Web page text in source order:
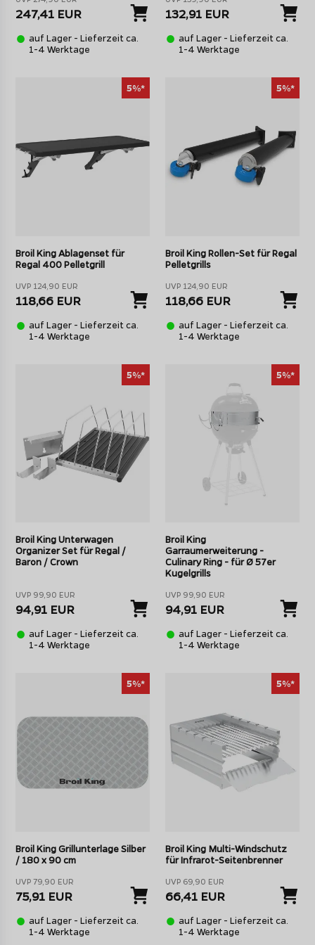
247,41 EUR
auf Lager - Lieferzeit ca.
1-4 Werktage
132,91 EUR
auf Lager - Lieferzeit ca.
1-4 Werktage
5%*
Broil King Ablagenset für
Regal 400 Pelletgrill
UVP 124,90 EUR
118,66 EUR
auf Lager - Lieferzeit ca.
1-4 Werktage
5%*
Broil King Rollen-Set für Regal
Pelletgrills
UVP 124,90 EUR
118,66 EUR
auf Lager - Lieferzeit ca.
1-4 Werktage
5%*
Broil King Unterwagen
Organizer Set für Regal /
Baron / Crown
UVP 99,90 EUR
94,91 EUR
auf Lager - Lieferzeit ca.
1-4 Werktage
5%*
Broil King
Garraumerweiterung -
Culinary Ring - für Ø 57er
Kugelgrills
UVP 99,90 EUR
94,91 EUR
auf Lager - Lieferzeit ca.
1-4 Werktage
5%*
Broil King Grillunterlage Silber
/ 180 x 90 cm
UVP 79,90 EUR
75,91 EUR
auf Lager - Lieferzeit ca.
1-4 Werktage
5%*
Broil King Multi-Windschutz
für Infrarot-Seitenbrenner
UVP 69,90 EUR
66,41 EUR
auf Lager - Lieferzeit ca.
1-4 Werktage